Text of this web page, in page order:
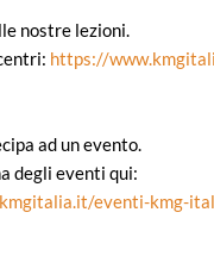
nostre lezioni.
https://
ad un evento.
degli eventi qui:
eventi-kmg-